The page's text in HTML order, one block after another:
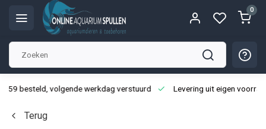
0
besteld, volgende werkdag verstuurd Levering uit eigen
Terug